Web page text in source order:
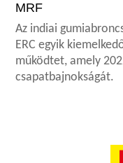
MRF
Az indiai
ERC egyik
működtet, amely
csapatbajnokságát.